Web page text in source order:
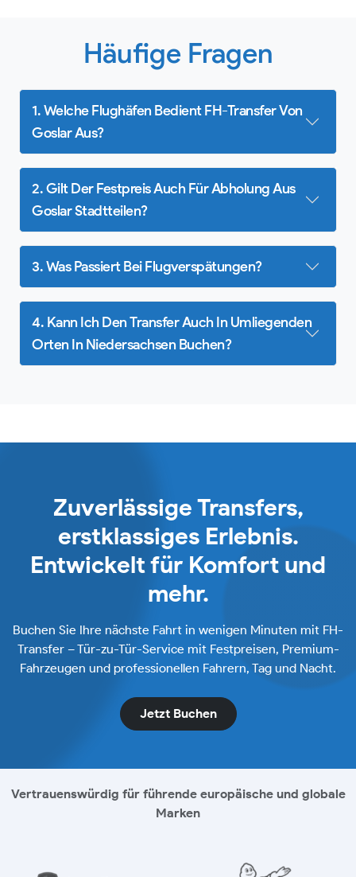
Häufige Fragen
1. Welche Flughäfen Bedient FH-Transfer Von
Goslar Aus?
2. Gilt Der Festpreis Auch Für Abholung Aus
Goslar Stadtteilen?
3. Was Passiert Bei Flugverspätungen?
4. Kann Ich Den Transfer Auch In Umliegenden
Orten In Niedersachsen Buchen?
Zuverlässige Transfers,
erstklassiges Erlebnis.
Entwickelt für Komfort und
mehr.
Buchen Sie Ihre nächste Fahrt in wenigen Minuten mit FH-
Transfer – Tür-zu-Tür-Service mit Festpreisen, Premium-
Fahrzeugen und professionellen Fahrern, Tag und Nacht.
Jetzt Buchen
Vertrauenswürdig für führende europäische und globale
Marken